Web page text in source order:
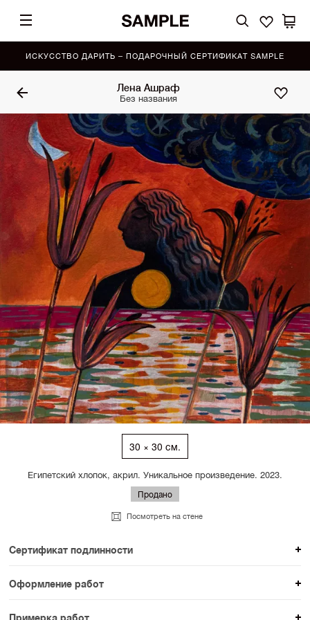
ИСКУССТВО ДАРИТЬ – ПОДАРОЧНЫЙ СЕРТИФИКАТ SAMPLE
Лена Ашраф
Без названия
30 × 30 см.
Египетский хлопок, акрил. Уникальное произведение. 2023.
Продано
Посмотреть на стене
Сертификат подлинности
К каждому авторскому произведению мы
прикладываем сертификат подлинности. Для товаров
раздела SAMPLE СЕРИЯ сертификаты не
Оформление работ
При покупке произведения вы можете выбрать и
Примерка работ